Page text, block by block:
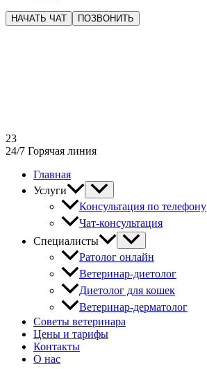
НАЧАТЬ ЧАТ ПОЗВОНИТЬ
23
24/7 Горячая линия
Главная
Услуги
Консультация по телефону
Чат-консультация
Специалисты
Ратолог онлайн
Ветеринар-диетолог
Диетолог для кошек
Ветеринар-дерматолог
Советы ветеринара
Цены и тарифы
Контакты
О нас